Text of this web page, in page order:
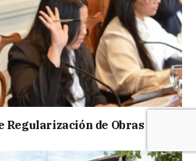
Regularización de Obras